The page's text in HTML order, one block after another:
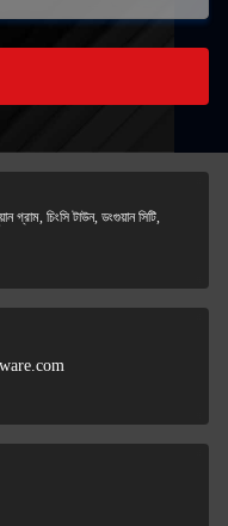
গ্রাম, চিংসি টাউন, ডংগুয়ান সিটি,